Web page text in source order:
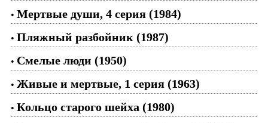
• Мертвые души, 4 серия (1984)
• Пляжный разбойник (1987)
• Смелые люди (1950)
• Живые и мертвые, 1 серия (1963)
• Кольцо старого шейха (1980)